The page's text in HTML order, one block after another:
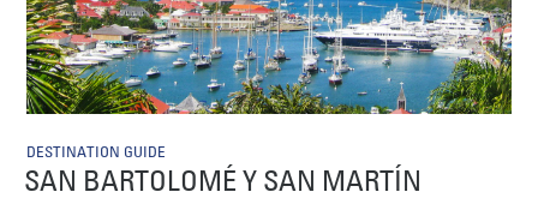
DESTINATION GUIDE
SAN BARTOLOMÉ Y SAN MARTÍN